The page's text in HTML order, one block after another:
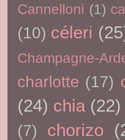
Cannelloni (1)
(10) céleri
Champagne-
charlotte (17)
(24) chia (22)
(7) chorizo